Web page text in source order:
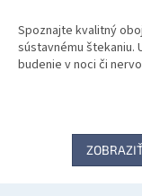
Spoznajte kvalitný
sústavnému štekaniu.
budenie v noci či